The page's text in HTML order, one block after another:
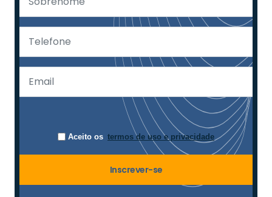
Aceito os termos de uso e privacidade
Inscrever-se